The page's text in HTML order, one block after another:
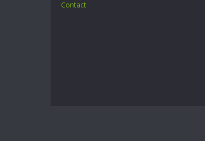
Contact